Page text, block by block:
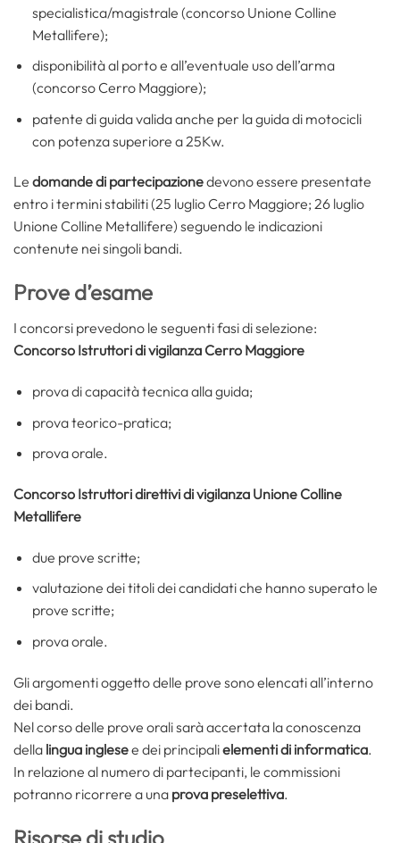
specialistica/magistrale (concorso Unione Colline
Metallifere);
disponibilità al porto e all’eventuale uso dell’arma
(concorso Cerro Maggiore);
patente di guida valida anche per la guida di motocicli
con potenza superiore a 25Kw.
Le domande di partecipazionedevono essere presentate
entro i termini stabiliti (25 luglio Cerro Maggiore; 26 luglio
Unione Colline Metallifere) seguendo le indicazioni
contenute nei singoli bandi.
Prove d’esame
I concorsi prevedono le seguenti fasi di selezione:
Concorso Istruttori di vigilanza Cerro Maggiore
prova di capacità tecnica alla guida;
prova teorico-pratica;
prova orale.
Concorso Istruttori direttivi di vigilanza Unione Colline
Metallifere
due prove scritte;
valutazione dei titoli dei candidati che hanno superato le
prove scritte;
prova orale.
Gli argomenti oggetto delle prove sono elencati all’interno
dei bandi.
Nel corso delle prove orali sarà accertata la conoscenza
della lingua inglesee dei principalielementi di informatica.
In relazione al numero di partecipanti, le commissioni
potranno ricorrere a una prova preselettiva.
Risorse di studio